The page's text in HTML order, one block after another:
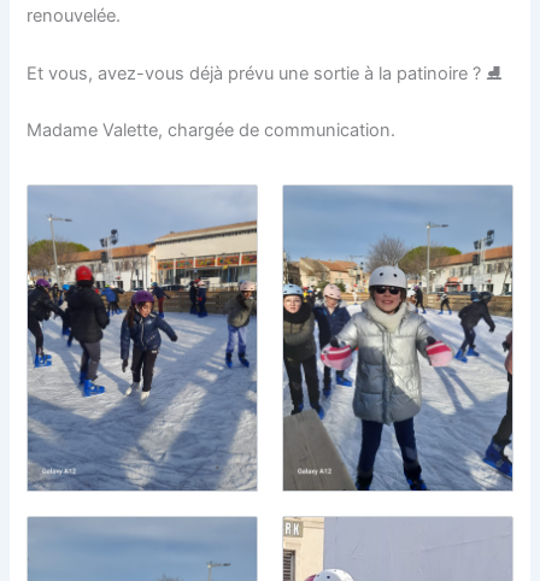
renouvelée.
Et vous, avez-vous déjà prévu une sortie à la patinoire ? ⛸️
Madame Valette, chargée de communication.